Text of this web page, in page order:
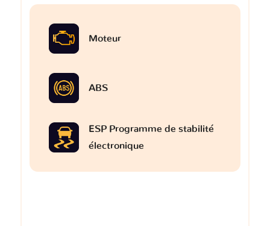
Moteur
ABS
ESP Programme de stabilité
électronique